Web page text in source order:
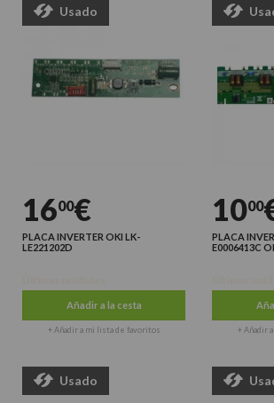
Usado
1600€
PLACA INVERTER OKI LK-
LE221202D
Añadir a la cesta
+ Añadir a mi lista de favoritos
1000
PLACA
E0006413C
+ Añadir
Usado